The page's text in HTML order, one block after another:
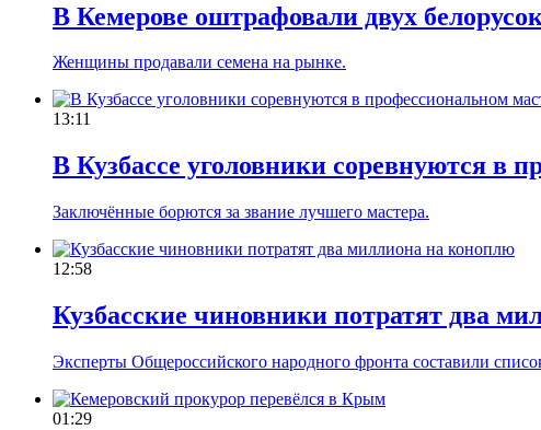
В Кемерове оштрафовали двух
Женщины продавали семена на рынке.
13:11
В Кузбассе уголовники соревнуются в
Заключённые борются за звание лучшего мастера.
12:58
Кузбасские чиновники потратят два
Эксперты Общероссийского народного фронта составили
01:29